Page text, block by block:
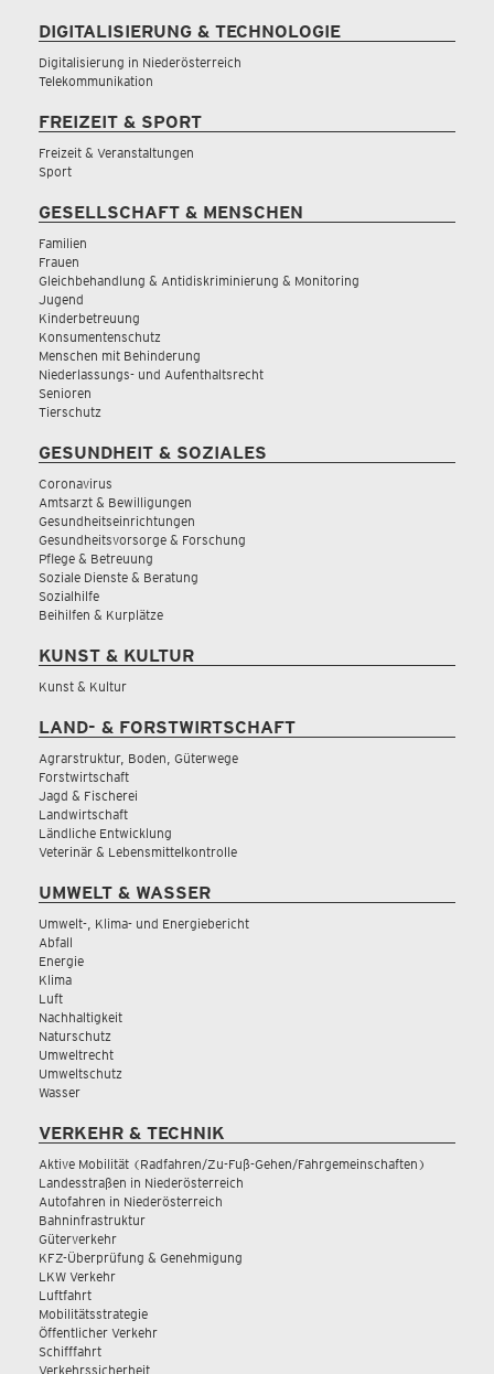
DIGITALISIERUNG & TECHNOLOGIE
Digitalisierung in Niederösterreich
Telekommunikation
FREIZEIT & SPORT
Freizeit & Veranstaltungen
Sport
GESELLSCHAFT & MENSCHEN
Familien
Frauen
Gleichbehandlung & Antidiskriminierung & Monitoring
Jugend
Kinderbetreuung
Konsumentenschutz
Menschen mit Behinderung
Niederlassungs- und Aufenthaltsrecht
Senioren
Tierschutz
GESUNDHEIT & SOZIALES
Coronavirus
Amtsarzt & Bewilligungen
Gesundheitseinrichtungen
Gesundheitsvorsorge & Forschung
Pflege & Betreuung
Soziale Dienste & Beratung
Sozialhilfe
Beihilfen & Kurplätze
KUNST & KULTUR
Kunst & Kultur
LAND- & FORSTWIRTSCHAFT
Agrarstruktur, Boden, Güterwege
Forstwirtschaft
Jagd & Fischerei
Landwirtschaft
Ländliche Entwicklung
Veterinär & Lebensmittelkontrolle
UMWELT & WASSER
Umwelt-, Klima- und Energiebericht
Abfall
Energie
Klima
Luft
Nachhaltigkeit
Naturschutz
Umweltrecht
Umweltschutz
Wasser
VERKEHR & TECHNIK
Aktive Mobilität (Radfahren/Zu-Fuß-Gehen/Fahrgemeinschaften)
Landesstraßen in Niederösterreich
Autofahren in Niederösterreich
Bahninfrastruktur
Güterverkehr
KFZ-Überprüfung & Genehmigung
LKW Verkehr
Luftfahrt
Mobilitätsstrategie
Öffentlicher Verkehr
Schifffahrt
Verkehrssicherheit